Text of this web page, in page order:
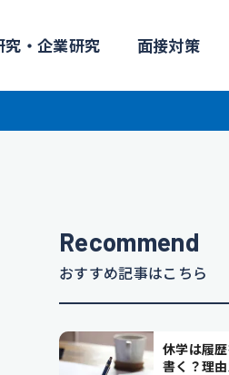
究・企業研究 面接対策
Recommend
おすすめ記事はこちら
休学は履
書く？理